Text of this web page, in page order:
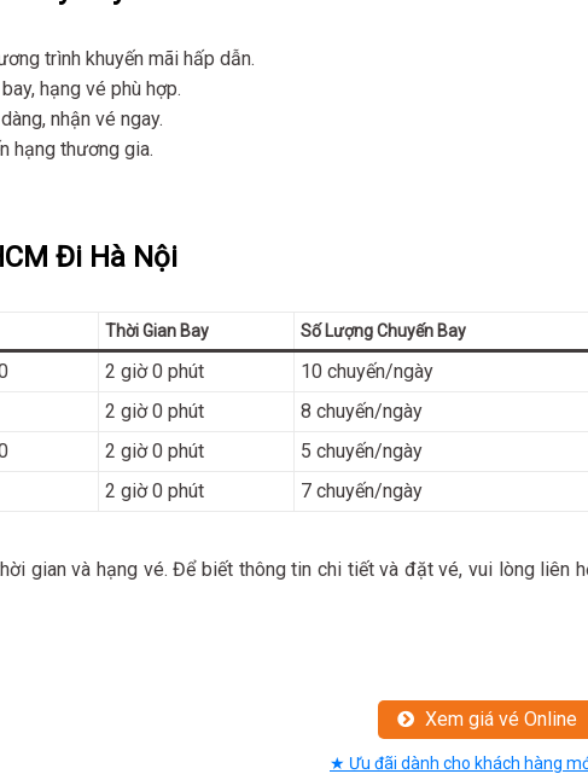
trình khuyến mãi hấp dẫn.
hạng vé phù hợp.
nhận vé ngay.
hạng thương gia.
Đi Hà Nội
Thời Gian Bay Số Lượng Chuyến Bay
2 giờ 0 phút
10 chuyến/ngày
2 giờ 0 phút
8 chuyến/ngày
2 giờ 0 phút
5 chuyến/ngày
2 giờ 0 phút 7 chuyến/ngày
gian và hạng vé. Để biết thông tin chi tiết và đặt vé, vui lòng liên
Xem giá vé Online
★ Ưu đãi dành cho khách hàng